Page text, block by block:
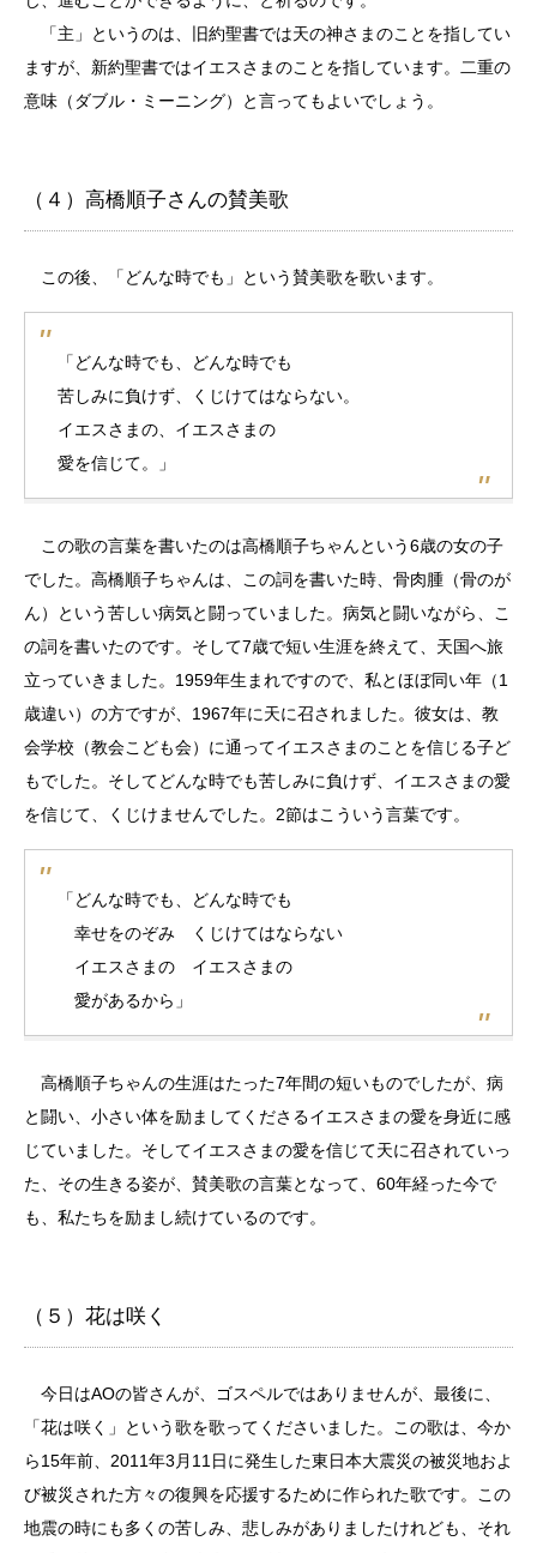
「主」というのは、旧約聖書では天の神さまのことを指してい
ますが、新約聖書ではイエスさまのことを指しています。二重の
意味（ダブル・ミーニング）と言ってもよいでしょう。
（４）高橋順子さんの賛美歌
この後、「どんな時でも」という賛美歌を歌います。
「どんな時でも、どんな時でも
苦しみに負けず、くじけてはならない。
イエスさまの、イエスさまの
愛を信じて。」
この歌の言葉を書いたのは高橋順子ちゃんという6歳の女の子
でした。高橋順子ちゃんは、この詞を書いた時、骨肉腫（骨のが
ん）という苦しい病気と闘っていました。病気と闘いながら、こ
の詞を書いたのです。そして7歳で短い生涯を終えて、天国へ旅
立っていきました。1959年生まれですので、私とほぼ同い年（1
歳違い）の方ですが、1967年に天に召されました。彼女は、教
会学校（教会こども会）に通ってイエスさまのことを信じる子ど
もでした。そしてどんな時でも苦しみに負けず、イエスさまの愛
を信じて、くじけませんでした。2節はこういう言葉です。
「どんな時でも、どんな時でも
幸せをのぞみ くじけてはならない
イエスさまの イエスさまの
愛があるから」
高橋順子ちゃんの生涯はたった7年間の短いものでしたが、病
と闘い、小さい体を励ましてくださるイエスさまの愛を身近に感
じていました。そしてイエスさまの愛を信じて天に召されていっ
た、その生きる姿が、賛美歌の言葉となって、60年経った今で
も、私たちを励まし続けているのです。
（５）花は咲く
今日はAOの皆さんが、ゴスペルではありませんが、最後に、
「花は咲く」という歌を歌ってくださいました。この歌は、今か
ら15年前、2011年3月11日に発生した東日本大震災の被災地およ
び被災された方々の復興を応援するために作られた歌です。この
地震の時にも多くの苦しみ、悲しみがありましたけれども、それ